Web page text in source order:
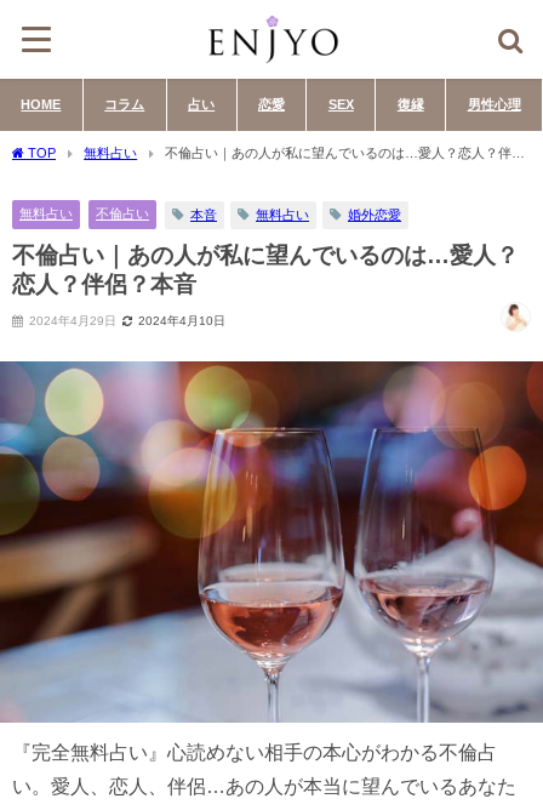
HOME コラム 占い 恋愛 SEX 復縁 男性心理
TOP 無料占い
不倫占い｜あの人が私に望んでいるのは…愛人？恋人？伴
無料占い 不倫占い 本音 無料占い 婚外恋愛
不倫占い｜あの人が私に望んでいるのは…愛人？
恋人？伴侶？本音
2024年4月29日 2024年4月10日
『完全無料占い』心読めない相手の本心がわかる不倫占
い。愛人、恋人、伴侶…あの人が本当に望んでいるあなた